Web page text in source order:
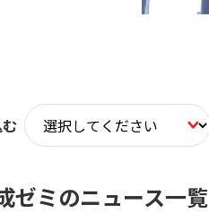
ゼミのニュース一覧